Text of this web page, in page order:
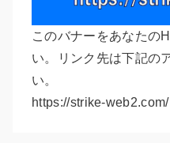
このバナーをあなたの
い。リンク先は下記の
い。
https://strike-web2.com/